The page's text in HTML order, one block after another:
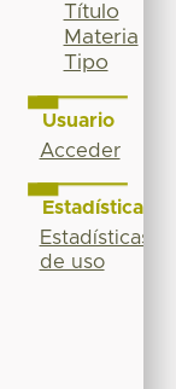
Título
Materia
Tipo
Usuario
Acceder
Estadísticas
Estadísticas
de uso